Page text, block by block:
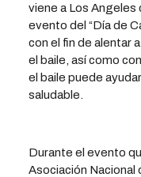
viene a Los Angeles
evento del “Día de
con el fin de alentar
el baile, así como
el baile puede
saludable.
Durante el evento
Asociación Nacional